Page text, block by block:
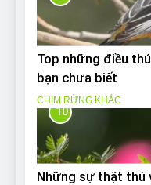
Top những điều
bạn chưa biết
CHIM RỪNG KHÁC
10
Những sự thật thú